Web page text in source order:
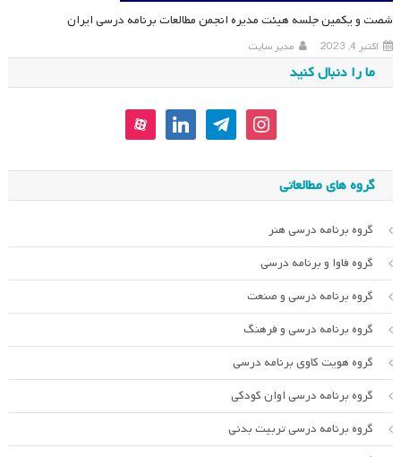
شصت و یکمین جلسه هیئت مدیره انجمن مطالعات برنامه درسی ایران
اکتبر 4, 2023 مدیر سایت
ما را دنبال کنید
instagram
telegram
linkedin
aparat
گروه های مطالعاتی
گروه برنامه درسی هنر
گروه فاوا و برنامه درسی
گروه برنامه درسی و صنعت
گروه برنامه درسی و فرهنگ
گروه هویت کاوی برنامه درسی
گروه برنامه درسی اوان کودکی
گروه برنامه درسی تربیت بدنی